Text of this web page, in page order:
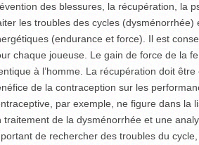
des blessures, la récupération, la
les troubles des cycles
(endurance et force). Il est
chaque joueuse. Le gain de force de la
à l’homme. La récupération doit
de la contraception sur les
par exemple, ne figure dans la
traitement de la dysménorrhée et une
de rechercher des troubles du